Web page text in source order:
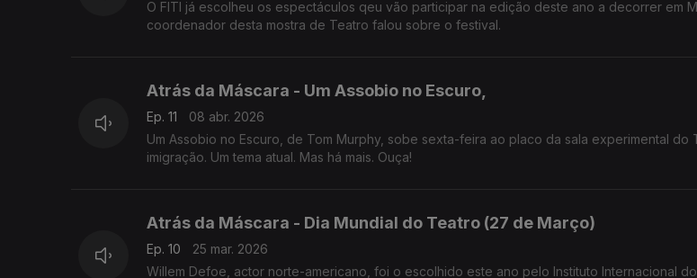
O FITI já escolheu os espectáculos qeu vão participar na edição deste ano a decorrer em
coordenador desta mostra de Teatro falou sobre o festival.
Atrás da Máscara - Um Assobio no Escuro,
Ep. 11
08 abr. 2026
Um Assobio no Escuro, de Tom Murphy, sobe sexta-feira ao placo da sala experimental do
imigração. Um tema atual. Mas há mais. Ouça!
Atrás da Máscara - Dia Mundial do Teatro (27 de Março)
Ep. 10
25 mar. 2026
Willem Defoe, actor norte-americano, foi o escolhido este ano pelo Instituto Internacional